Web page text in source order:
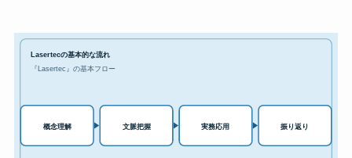
Lasertecの基本的な流れ
『Lasertec』の基本フロー
概念理解 文脈把握 実務応用 振り返り